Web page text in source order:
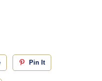
Pin It